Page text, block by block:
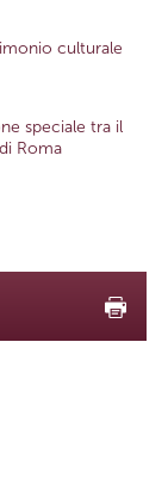
culturale
speciale tra il
Roma